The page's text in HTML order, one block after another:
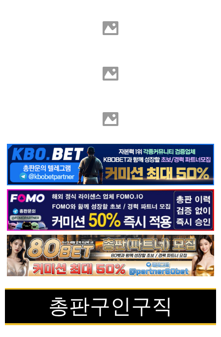
총판구인구직